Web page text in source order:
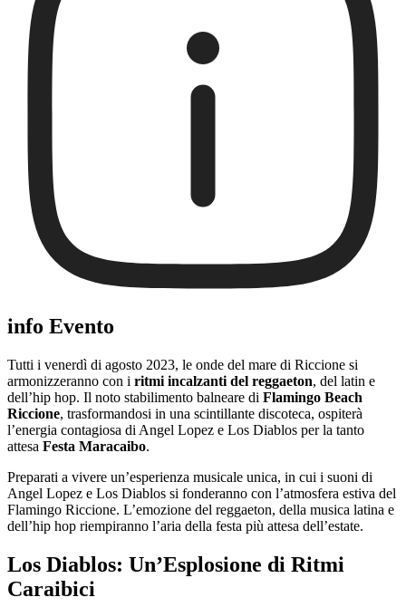
info Evento
Tutti i venerdì di agosto 2023, le onde del mare di Riccione si
armonizzeranno con i ritmi incalzanti del reggaeton, del latin e
dell’hip hop. Il noto stabilimento balneare di Flamingo Beach
Riccione, trasformandosi in una scintillante discoteca, ospiterà
l’energia contagiosa di Angel Lopez e Los Diablos per la tanto
attesa Festa Maracaibo.
Preparati a vivere un’esperienza musicale unica, in cui i suoni di
Angel Lopez e Los Diablos si fonderanno con l’atmosfera estiva del
Flamingo Riccione. L’emozione del reggaeton, della musica latina e
dell’hip hop riempiranno l’aria della festa più attesa dell’estate.
Los Diablos: Un’Esplosione di Ritmi
Caraibici